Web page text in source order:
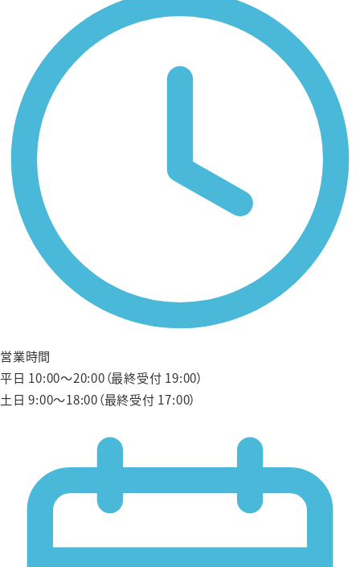
営業時間
平日 10:00〜20:00（最終受付 19:00）
土日 9:00〜18:00（最終受付 17:00）